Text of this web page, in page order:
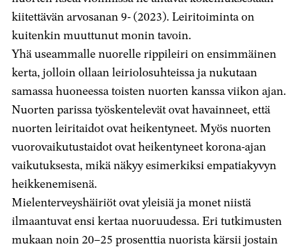
kiitettävän arvosanan 9- (2023). Leiritoiminta on
kuitenkin muuttunut monin tavoin.
Yhä useammalle nuorelle rippileiri on ensimmäinen
kerta, jolloin ollaan leiriolosuhteissa ja nukutaan
samassa huoneessa toisten nuorten kanssa viikon ajan.
Nuorten parissa työskentelevät ovat havainneet, että
nuorten leiritaidot ovat heikentyneet. Myös nuorten
vuorovaikutustaidot ovat heikentyneet korona-ajan
vaikutuksesta, mikä näkyy esimerkiksi empatiakyvyn
heikkenemisenä.
Mielenterveyshäiriöt ovat yleisiä ja monet niistä
ilmaantuvat ensi kertaa nuoruudessa. Eri tutkimusten
mukaan noin 20–25 prosenttia nuorista kärsii jostain